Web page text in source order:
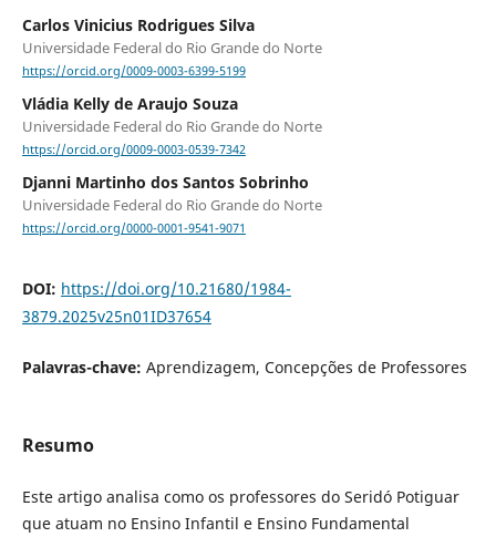
Carlos Vinicius Rodrigues Silva
Universidade Federal do Rio Grande do Norte
https://orcid.org/0009-0003-6399-5199
Vládia Kelly de Araujo Souza
Universidade Federal do Rio Grande do Norte
https://orcid.org/0009-0003-0539-7342
Djanni Martinho dos Santos Sobrinho
Universidade Federal do Rio Grande do Norte
https://orcid.org/0000-0001-9541-9071
DOI: https://doi.org/10.21680/1984-
3879.2025v25n01ID37654
Palavras-chave: Aprendizagem, Concepções de Professores
Resumo
Este artigo analisa como os professores do Seridó Potiguar
que atuam no Ensino Infantil e Ensino Fundamental